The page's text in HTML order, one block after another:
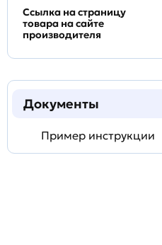
Ссылка на страницу
товара на сайте
производителя
Документы
Пример инструкции